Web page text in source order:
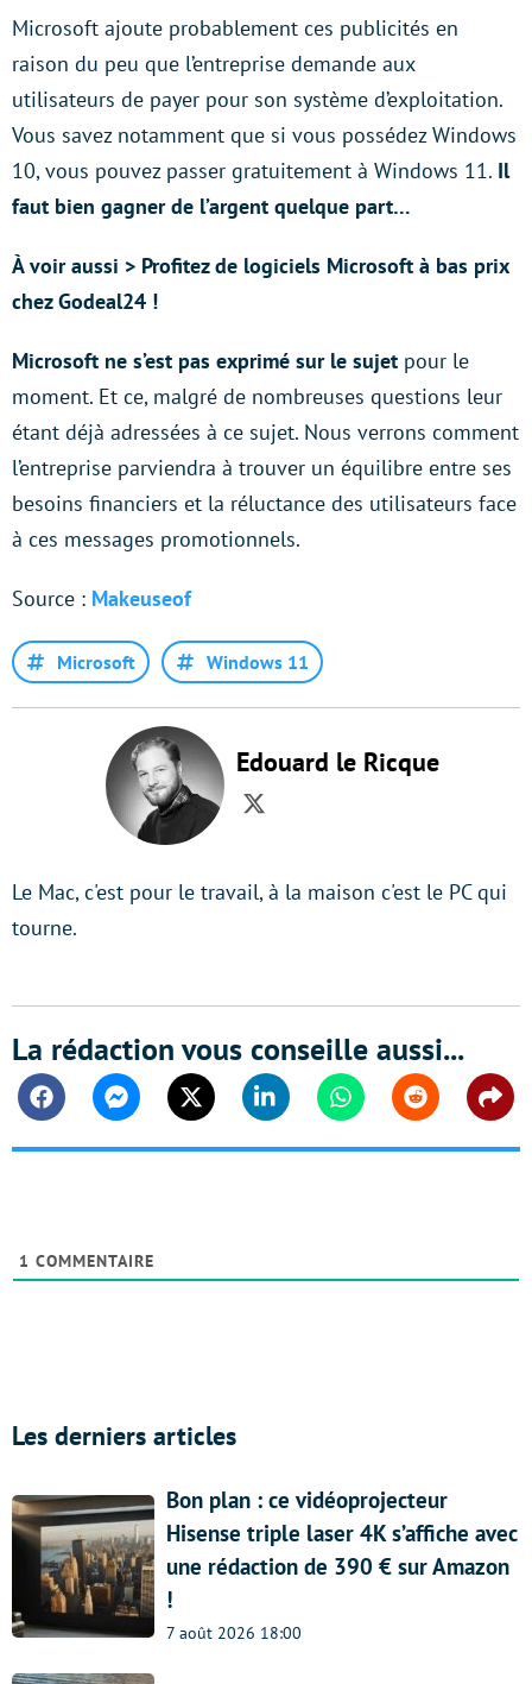
Microsoft ajoute probablement ces publicités en
raison du peu que l’entreprise demande aux
utilisateurs de payer pour son système d’exploitation.
Vous savez notamment que si vous possédez Windows
10, vous pouvez passer gratuitement à Windows 11. Il
faut bien gagner de l’argent quelque part…
À voir aussi > Profitez de logiciels Microsoft à bas prix
chez Godeal24 !
Microsoft ne s’est pas exprimé sur le sujet pour le
moment. Et ce, malgré de nombreuses questions leur
étant déjà adressées à ce sujet. Nous verrons comment
l’entreprise parviendra à trouver un équilibre entre ses
besoins financiers et la réluctance des utilisateurs face
à ces messages promotionnels.
Source : Makeuseof
Microsoft Windows 11
Edouard le Ricque
Twitter
Le Mac, c'est pour le travail, à la maison c'est le PC qui
tourne.
La rédaction vous conseille aussi...
FacebookMessengerTwitter Linkedin WhatsappReddit
1 COMMENTAIRE
Les derniers articles
Bon plan : ce vidéoprojecteur
Hisense triple laser 4K s’affiche avec
une rédaction de 390 € sur Amazon
!
7 août 2026 18:00